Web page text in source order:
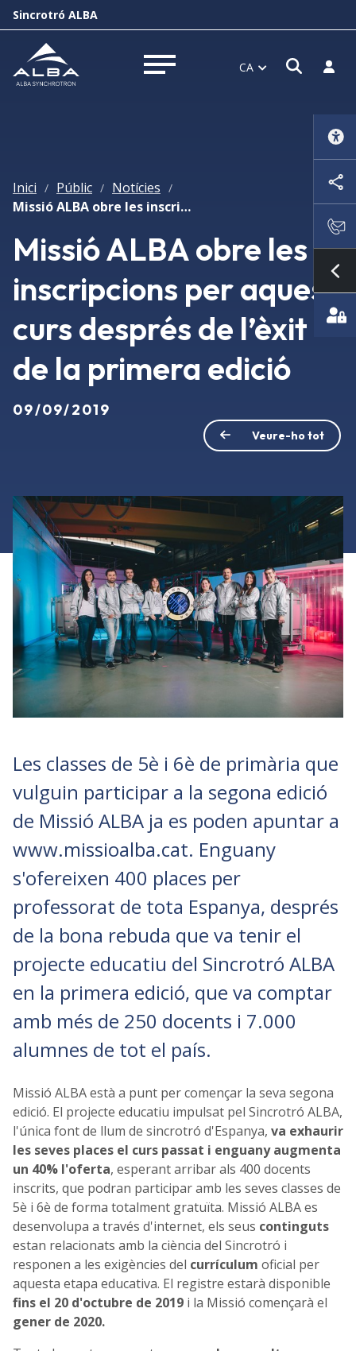
Sincrotró ALBA
Obrir menú CA Obrir
Inici / Públic / Notícies /
Missió ALBA obre les inscripcions per aquest curs després de l’èxit de la primera edició
Missió ALBA obre les
inscripcions per aquest
curs després de l’èxit
de la primera edició
09/09/2019
Veure-ho tot
Les classes de 5è i 6è de primària que
vulguin participar a la segona edició
de Missió ALBA ja es poden apuntar a
www.missioalba.cat. Enguany
s'ofereixen 400 places per
professorat de tota Espanya, després
de la bona rebuda que va tenir el
projecte educatiu del Sincrotró ALBA
en la primera edició, que va comptar
amb més de 250 docents i 7.000
alumnes de tot el país.
Missió ALBA està a punt per començar la seva segona
edició. El projecte educatiu impulsat pel Sincrotró ALBA,
l'única font de llum de sincrotró d'Espanya, va exhaurir
les seves places el curs passat i enguany augmenta
un 40% l'oferta, esperant arribar als 400 docents
inscrits, que podran participar amb les seves classes de
5è i 6è de forma totalment gratuïta. Missió ALBA es
desenvolupa a través d'internet, els seus continguts
estan relacionats amb la ciència del Sincrotró i
responen a les exigències del currículum oficial per
aquesta etapa educativa. El registre estarà disponible
fins el 20 d'octubre de 2019 i la Missió començarà el
gener de 2020.